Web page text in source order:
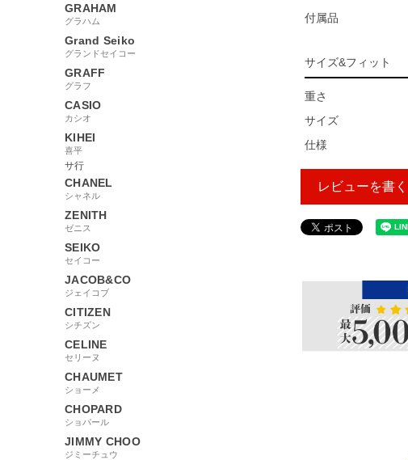
GRAHAM
グラハム
Grand Seiko
グランドセイコー
GRAFF
グラフ
CASIO
カシオ
KIHEI
喜平
サ行
CHANEL
シャネル
ZENITH
ゼニス
SEIKO
セイコー
JACOB&CO
ジェイコブ
CITIZEN
シチズン
CELINE
セリーヌ
CHAUMET
ショーメ
CHOPARD
ショパール
JIMMY CHOO
ジミーチュウ
付属品
サイズ&フィット
重さ
サイズ
仕様
レビューを書く